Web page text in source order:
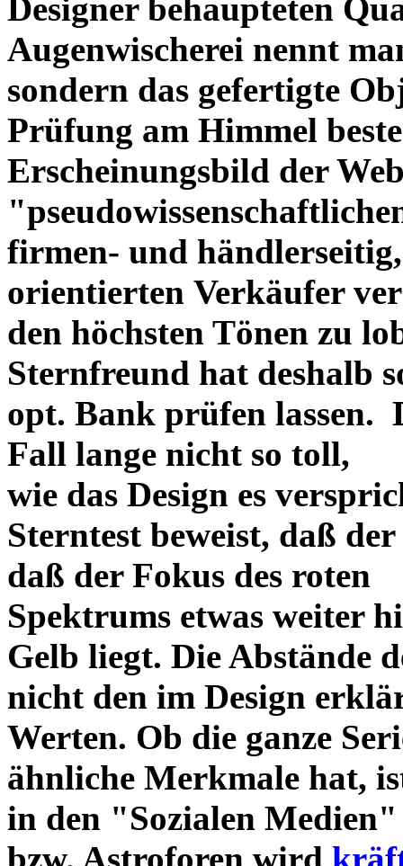
Designer behaupteten
Augenwischerei nennt
sondern das gefertigte
Prüfung am Himmel
Erscheinungsbild der
firmen- und
orientierten Verkäufer
den höchsten Tönen zu
Sternfreund hat deshalb
opt. Bank prüfen lassen.
Fall lange nicht so toll,
wie das Design es
Sterntest beweist, daß
daß der Fokus des roten
Spektrums etwas weiter
Gelb liegt. Die Abstände
nicht den im Design
Werten. Ob die ganze
ähnliche Merkmale hat,
in den "Sozialen Medien"
bzw. Astroforen wird